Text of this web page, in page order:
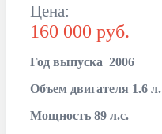
Цена:
160 000 руб.
Год выпуска 2006
Объем двигателя 1.6 л.
Мощность 89 л.с.